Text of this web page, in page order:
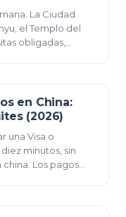
La Ciudad
el Templo del
obligadas,
en China:
(2026)
una Visa o
minutos, sin
Los pagos